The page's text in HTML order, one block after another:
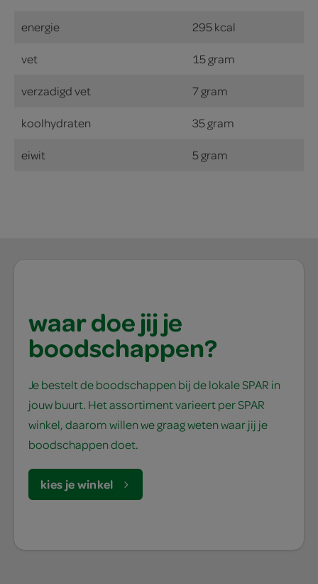
energie 295 kcal
vet 15 gram
verzadigd vet 7 gram
koolhydraten 35 gram
eiwit 5 gram
waar doe jij je
boodschappen?
Je bestelt de boodschappen bij de lokale SPAR in
jouw buurt. Het assortiment varieert per SPAR
winkel, daarom willen we graag weten waar jij je
boodschappen doet.
kies je winkel